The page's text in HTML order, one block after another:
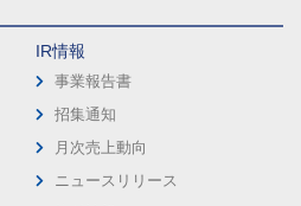
IR情報
事業報告書
招集通知
月次売上動向
ニュースリリース